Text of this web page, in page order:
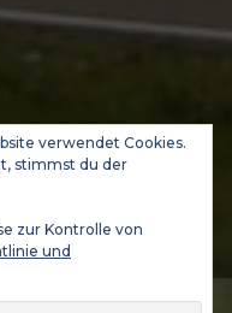
WERTELAND & VALUES
verwendet Cookies.
stimmst du der
zur Kontrolle von
und